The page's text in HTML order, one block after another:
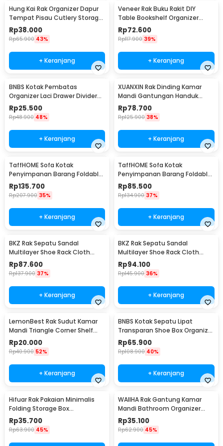
Hung Kai Rak Organizer Dapur
Tempat Pisau Cutlery Storage
Box - PP23
Rp38.000
Rp65.900 43%
+ Keranjang
Veneer Rak Buku Rakit DIY
Table Bookshelf Organizer
Kayu 50x17x34.5cm - ZW404
Rp72.600
Rp117.900 39%
+ Keranjang
BNBS Kotak Pembatas
Organizer Laci Drawer Divider
Box Plastik 8 PCS - HJ1992
Rp25.500
Rp48.900 48%
+ Keranjang
XUANXIN Rak Dinding Kamar
Mandi Gantungan Handuk
Double Layer - B04-1
Rp78.700
Rp125.900 38%
+ Keranjang
TaffHOME Sofa Kotak
Penyimpanan Barang Foldable
Storage Box 76x38x36.5cm -
L1705
Rp135.700
Rp207.900 35%
+ Keranjang
TaffHOME Sofa Kotak
Penyimpanan Barang Foldable
Storage Box 38x38x36.5cm -
L1705
Rp85.500
Rp134.900 37%
+ Keranjang
BKZ Rak Sepatu Sandal
Multilayer Shoe Rack Cloth
Storage 7 Layer - F10
Rp87.600
Rp137.900 37%
+ Keranjang
BKZ Rak Sepatu Sandal
Multilayer Shoe Rack Cloth
Storage 9 Layer - F10
Rp94.100
Rp145.900 36%
+ Keranjang
LemonBest Rak Sudut Kamar
Mandi Triangle Corner Shelf
Stainless Steel - G49
Rp20.000
Rp40.900 52%
+ Keranjang
BNBS Kotak Sepatu Lipat
Transparan Shoe Box Organizer
6 PCS Size L - LF010
Rp65.900
Rp108.900 40%
+ Keranjang
Hifuar Rak Pakaian Minimalis
Folding Storage Box
95x33x14cm - HR01
Rp35.700
Rp63.900 45%
WAIIHA Rak Gantung Kamar
Mandi Bathroom Organizer
Rack Stainless Steel L - W21
Rp35.100
Rp62.900 45%